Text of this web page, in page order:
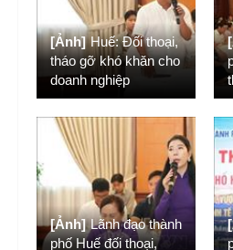
[Ảnh] Huế: Đối thoại,
tháo gỡ khó khăn cho
doanh nghiệp
[Ảnh] Lãnh đạo thành
phố Huế đối thoại,